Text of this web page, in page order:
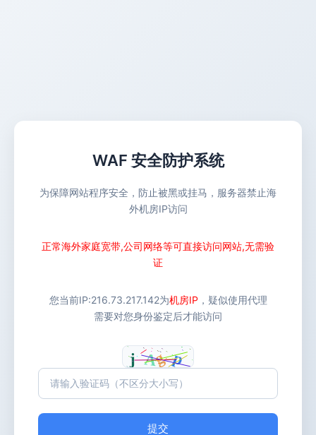
WAF 安全防护系统
为保障网站程序安全，防止被黑或挂马，服务器禁止海
外机房IP访问
正常海外家庭宽带,公司网络等可直接访问网站,无需验
证
您当前IP:216.73.217.142为机房IP ，疑似使用代理
需要对您身份鉴定后才能访问
提交